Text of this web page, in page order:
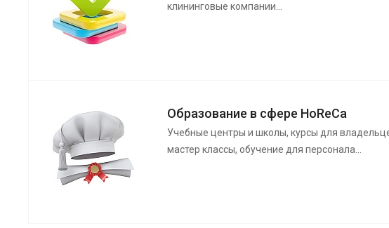
клининговые компании…
Образование в сфере HoReCa
Учебные центры и школы, курсы для
мастер классы, обучение для персонала…